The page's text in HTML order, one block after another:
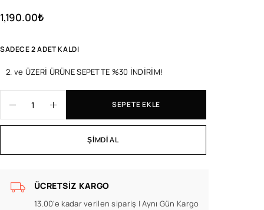
1,190.00₺
SADECE 2 ADET KALDI
2. ve ÜZERİ ÜRÜNE SEPETTE %30 İNDİRİM!
SEPETE EKLE
ŞIMDI AL
ÜCRETSIZ KARGO
13.00'e kadar verilen sipariş | Aynı Gün Kargo